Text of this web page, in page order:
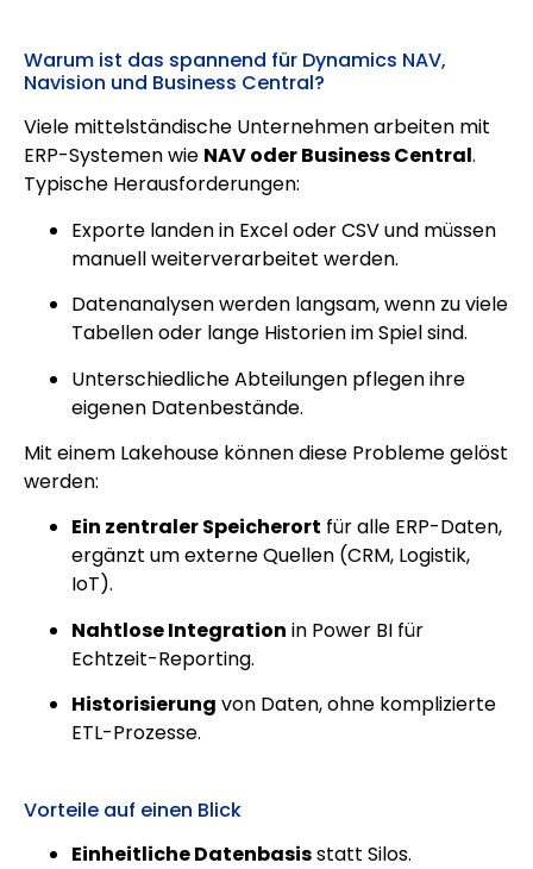
Warum ist das spannend für Dynamics NAV,
Navision und Business Central?
Viele mittelständische Unternehmen arbeiten mit
ERP-Systemen wie NAV oder Business Central.
Typische Herausforderungen:
Exporte landen in Excel oder CSV und müssen
manuell weiterverarbeitet werden.
Datenanalysen werden langsam, wenn zu viele
Tabellen oder lange Historien im Spiel sind.
Unterschiedliche Abteilungen pflegen ihre
eigenen Datenbestände.
Mit einem Lakehouse können diese Probleme gelöst
werden:
Ein zentraler Speicherort für alle ERP-Daten,
ergänzt um externe Quellen (CRM, Logistik,
IoT).
Nahtlose Integration in Power BI für
Echtzeit-Reporting.
Historisierung von Daten, ohne komplizierte
ETL-Prozesse.
Vorteile auf einen Blick
Einheitliche Datenbasisstatt Silos.